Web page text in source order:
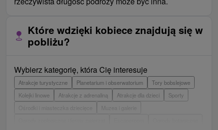
Które wdzięki kobiece znajdują się w
pobliżu?
Wybierz kategorię, która Cię interesuje
Atrakcje turystyczne Planetarium i obserwatorium
Tory bobslejowe
Kolejki linowe
Atrakcje z adrenaliną Atrakcje dla dzieci
Sporty
Muzea i galerie